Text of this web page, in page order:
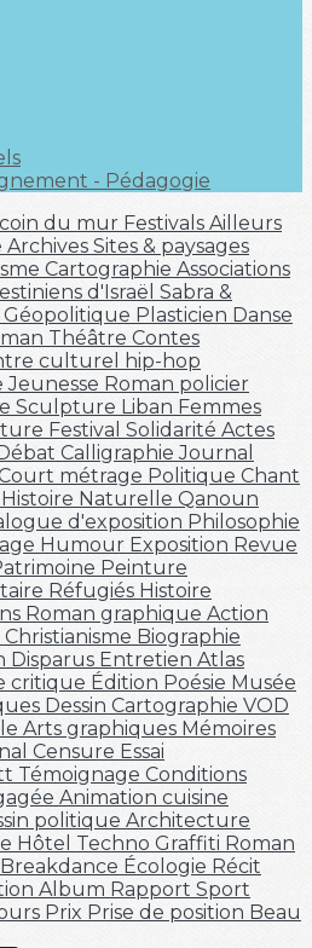
- Pédagogie
du mur Festivals Ailleurs
Archives Sites & paysages
Cartographie Associations
d'Israël Sabra &
Géopolitique Plasticien Danse
Théâtre Contes
culturel
hip-hop
Jeunesse Roman policier
Sculpture Liban Femmes
Festival Solidarité Actes
CalligraphieJournal
métrage Politique Chant
Histoire Naturelle Qanoun
d'exposition Philosophie
Humour Exposition Revue
Peinture
Réfugiés Histoire
Roman graphique Action
Christianisme Biographie
Disparus Entretien Atlas
critique Édition Poésie Musée
Dessin Cartographie VOD
Arts graphiques Mémoires
Censure Essai
Témoignage Conditions
Animation cuisine
politique Architecture
Hôtel Techno Graffiti Roman
Breakdance Écologie Récit
Album Rapport Sport
Prix Prise de position Beau